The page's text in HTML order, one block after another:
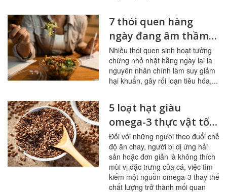
7 thói quen hàng
ngày đang âm thầm
tàn phá đường ruột
Nhiều thói quen sinh hoạt tưởng
chừng nhỏ nhặt hằng ngày lại là
nguyên nhân chính làm suy giảm
hại khuẩn, gây rối loạn tiêu hóa,...
5 loạt hạt giàu
omega-3 thực vật tốt
nhất cho người ít ăn
cá
Đối với những người theo đuổi chế
độ ăn chay, người bị dị ứng hải
sản hoặc đơn giản là không thích
mùi vị đặc trưng của cá, việc tìm
kiếm một nguồn omega-3 thay thế
chất lượng trở thành mối quan